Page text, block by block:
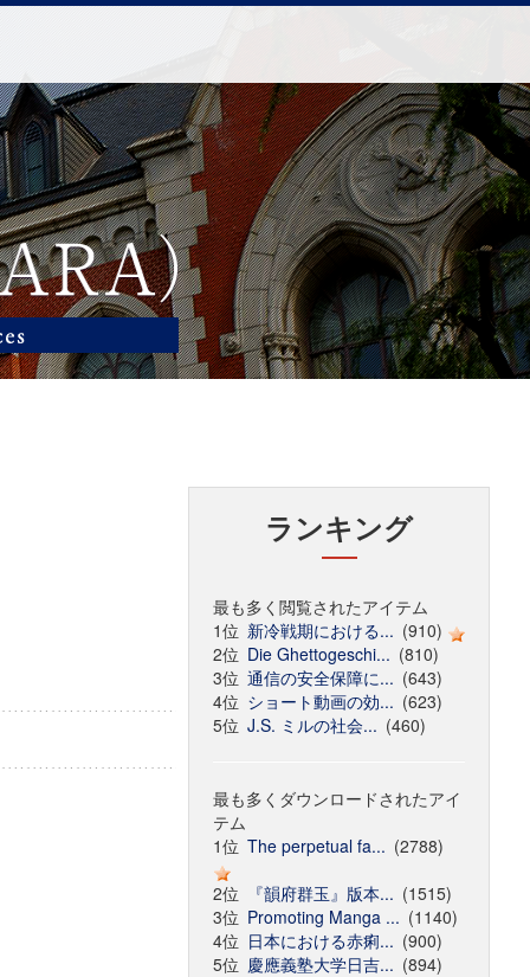
ランキング
最も多く閲覧されたアイテム
1位 新冷戦期における... (910)
2位 Die Ghettogeschi... (810)
3位 通信の安全保障に... (643)
4位 ショート動画の効... (623)
5位 J.S. ミルの社会... (460)
最も多くダウンロードされたアイ
テム
1位 The perpetual fa... (2788)
2位
『韻府群玉』版本... (1515)
3位 Promoting Manga ... (1140)
4位 日本における赤痢... (900)
5位 慶應義塾大学日吉... (894)